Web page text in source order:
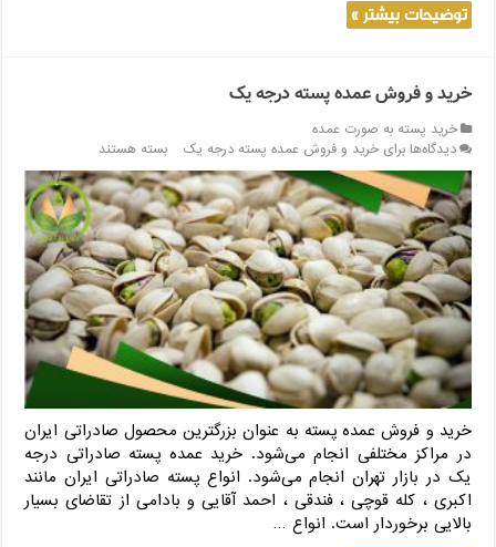
توضیحات بیشتر »
خرید و فروش عمده پسته درجه یک
خرید پسته به صورت عمده
دیدگاه‌هابرای خرید و فروش عمده پسته درجه یک بسته هستند
خرید و فروش عمده پسته به عنوان بزرگترین محصول صادراتی ایران
در مراکز مختلفی انجام می‌شود. خرید عمده پسته صادراتی درجه
یک در بازار تهران انجام می‌شود. انواع پسته صادراتی ایران مانند
اکبری ، کله قوچی ، فندقی ، احمد آقایی و بادامی از تقاضای بسیار
بالایی برخوردار است. انواع …